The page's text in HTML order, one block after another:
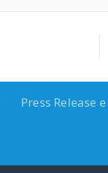
Press Release